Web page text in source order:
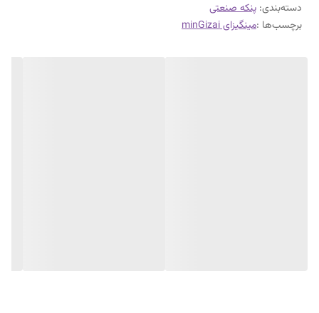
دسته‌بندی: پنکه صنعتی
برچسب‌ها :مینگیزای minGizai